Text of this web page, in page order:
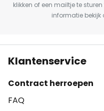
klikken of een mailtje te
informatie bekijk
Klantenservice
Contract herroepen
FAQ